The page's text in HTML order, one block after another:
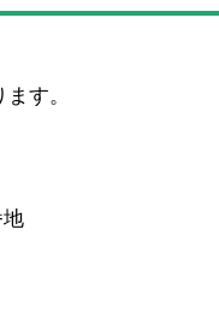
す。